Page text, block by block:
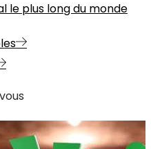
le plus long du monde